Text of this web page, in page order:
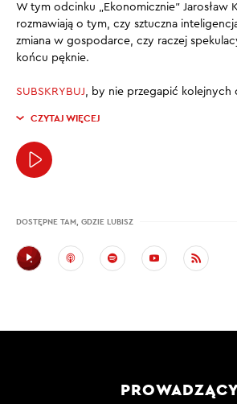
W tym odcinku „Ekonomicznie” Jarosław
rozmawiają o tym, czy sztuczna
zmiana w gospodarce, czy raczej
końcu pęknie.
SUBSKRYBUJ, by nie przegapić kolejnych
CZYTAJ WIĘCEJ
DOSTĘPNE TAM, GDZIE LUBISZ